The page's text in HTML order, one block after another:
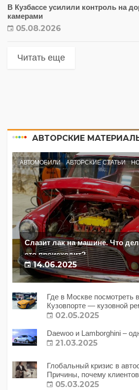
В Кузбассе усилили контроль на
камерами
05.08.2026
Читать еще
АВТОРСКИЕ
АВТОМОБИЛИ АВТОРСКИЕ СТАТЬИ
Слазит лак на машине. Что
это происходит?
14.06.2025
Где в Москве посмотреть
Кузовпорте — кузовной
02.05.2025
Daewoo и Lamborghini –
21.03.2025
Глобальный кризис в
Причины, почему
с этим делать?
05.03.2025